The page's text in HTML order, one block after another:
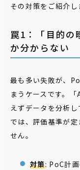
その対策をご紹介し
罠1：「目的の
か分からない
最も多い失敗が、
まうケースです。
えずデータを分析
では、評価基準が
せん。
対策: PoC計